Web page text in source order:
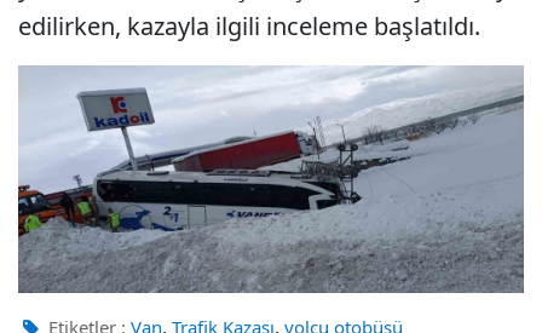
edilirken, kazayla ilgili inceleme başlatıldı.
Etiketler : Van, Trafik Kazası, yolcu otobüsü